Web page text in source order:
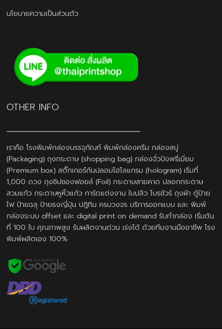
นโยบายความเป็นส่วนตัว
OTHER INFO
เราคือ โรงพิมพ์กล่องบรรจุภัณฑ์ พิมพ์กล่องครีม กล่องสบู่
(Packaging) ถุงกระดาษ (shopping bag) กล่องจั่วปังพรี่เมี่ยม
(Premium box) สติ๊กเกอร์กันปลอมโฮโลแกรม (hologram) เริ่มที่
1,000 ดวง ถุงซิปซองฟอยล์ (Foil) กระดาษสายคาด ปลอกกระดาษ
สวมแก้ว กระดาษหูหิ้วแก้ว การ์ดแต่งงาน ใบปลิว โบรชัวร์ ถุงผ้า ตู้ป้าย
ไฟ ป้ายฉลุ ป้ายธงญี่ปุ่น ปฎิทิน ครบวงจร บริการออกแบบ และ พิมพ์
กล่องระบบ offset และ digital print on demand รับทำกล่อง เริ่มต้น
ที่ 100 ใบ คุณภาพสูง รับผลิตงานด่วน เร่งได้ ด้วยทีมงานมืออาชีพ โรง
พิมพ์ผลิตเอง 100%